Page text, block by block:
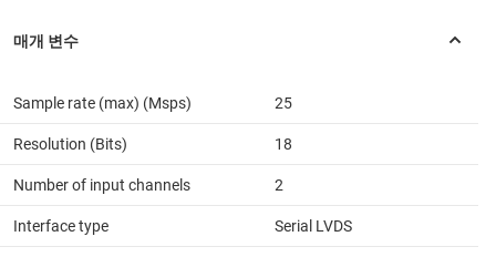
Sample rate (max) (Msps) 25
Resolution (Bits) 18
Number of input channels 2
Interface type Serial LVDS